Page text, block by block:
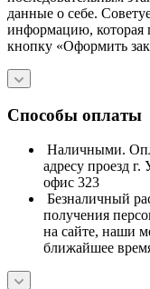
данные о себе.
информацию, которая
кнопку «Оформить
Способы оплаты
Наличными.
адресу проезд
офис 323
Безналичный
получения
на сайте, наши
ближайшее